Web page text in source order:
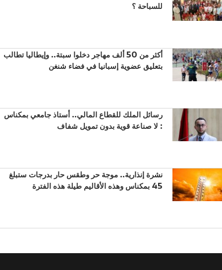
للسباحة ؟
أكثر من 50 ألف مهاجر دخلوا سبتة.. وإيطاليا تطالب
بتعليق عضوية إسبانيا في فضاء شنغن
رسائل الملك للقطاع المالي.. أستاذ جامعي بمكناس
: لا صناعة قوية بدون تمويل شفاف
نشرة إنذارية.. موجة حر وطقس حار بدرجات ستبلغ
45 بمكناس وهذه الأقاليم طيلة هذه الفترة